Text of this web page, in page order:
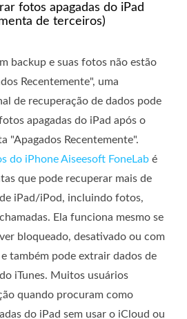
fotos apagadas do iPad
de terceiros)
backup e suas fotos não estão
Recentemente", uma
de recuperação de dados pode
apagadas do iPad após o
"Apagados Recentemente".
do iPhone Aiseesoft FoneLab é
que pode recuperar mais de
iPad/iPod, incluindo fotos,
Ela funciona mesmo se
bloqueado, desativado ou com
também pode extrair dados de
iTunes. Muitos usuários
quando procuram como
do iPad sem usar o iCloud ou